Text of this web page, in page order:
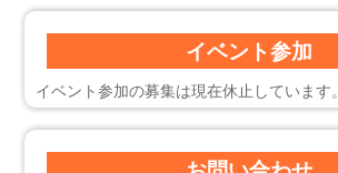
イベント参加
イベント参加の募集は現在休止しています。